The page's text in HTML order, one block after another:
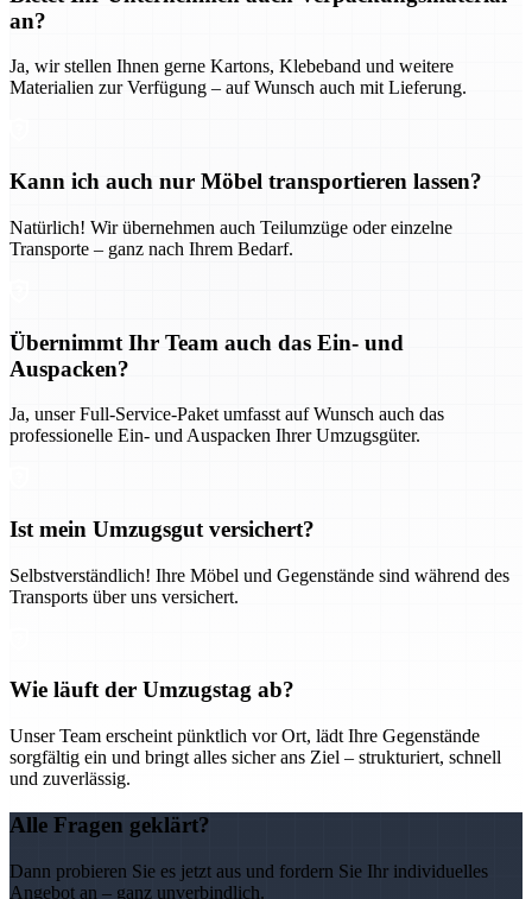
an?
Ja, wir stellen Ihnen gerne Kartons, Klebeband und weitere
Materialien zur Verfügung – auf Wunsch auch mit Lieferung.
Kann ich auch nur Möbel transportieren lassen?
Natürlich! Wir übernehmen auch Teilumzüge oder einzelne
Transporte – ganz nach Ihrem Bedarf.
Übernimmt Ihr Team auch das Ein- und
Auspacken?
Ja, unser Full-Service-Paket umfasst auf Wunsch auch das
professionelle Ein- und Auspacken Ihrer Umzugsgüter.
Ist mein Umzugsgut versichert?
Selbstverständlich! Ihre Möbel und Gegenstände sind während des
Transports über uns versichert.
Wie läuft der Umzugstag ab?
Unser Team erscheint pünktlich vor Ort, lädt Ihre Gegenstände
sorgfältig ein und bringt alles sicher ans Ziel – strukturiert, schnell
und zuverlässig.
Alle Fragen geklärt?
Dann probieren Sie es jetzt aus und fordern Sie Ihr individuelles
Angebot an – ganz unverbindlich.